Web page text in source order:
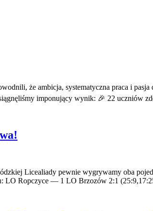
że ambicja, systematyczna praca i
imponujący wynik: 🎉 22 uczniów
Licealiady pewnie wygrywamy oba
LO Ropczyce — 1 LO Brzozów 2:1